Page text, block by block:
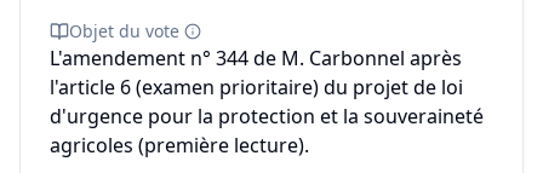
Objet du vote
L'amendement n° 344 de M. Carbonnel après
l'article 6 (examen prioritaire) du projet de loi
d'urgence pour la protection et la souveraineté
agricoles (première lecture).